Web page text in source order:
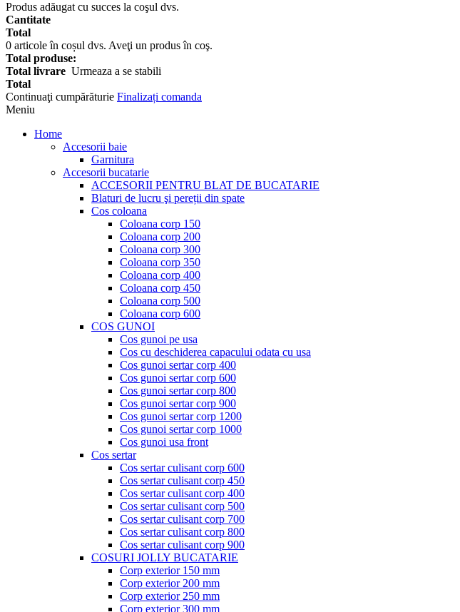
Produs adăugat cu succes la coşul dvs.
Cantitate
Total
0 articole în coșul dvs. Aveţi un produs în coş.
Total produse:
Total livrare Urmeaza a se stabili
Total
Continuaţi cumpărăturie Finalizați comanda
Meniu
Home
Accesorii baie
Garnitura
Accesorii bucatarie
ACCESORII PENTRU BLAT DE BUCATARIE
Blaturi de lucru şi pereții din spate
Cos coloana
Coloana corp 150
Coloana corp 200
Coloana corp 300
Coloana corp 350
Coloana corp 400
Coloana corp 450
Coloana corp 500
Coloana corp 600
COS GUNOI
Cos gunoi pe usa
Cos cu deschiderea capacului odata cu usa
Cos gunoi sertar corp 400
Cos gunoi sertar corp 600
Cos gunoi sertar corp 800
Cos gunoi sertar corp 900
Cos gunoi sertar corp 1200
Cos gunoi sertar corp 1000
Cos gunoi usa front
Cos sertar
Cos sertar culisant corp 600
Cos sertar culisant corp 450
Cos sertar culisant corp 400
Cos sertar culisant corp 500
Cos sertar culisant corp 700
Cos sertar culisant corp 800
Cos sertar culisant corp 900
COSURI JOLLY BUCATARIE
Corp exterior 150 mm
Corp exterior 200 mm
Corp exterior 250 mm
Corp exterior 300 mm